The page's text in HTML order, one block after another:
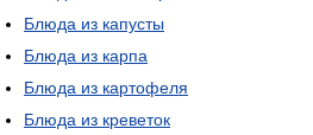
Блюда из капусты
Блюда из карпа
Блюда из картофеля
Блюда из креветок